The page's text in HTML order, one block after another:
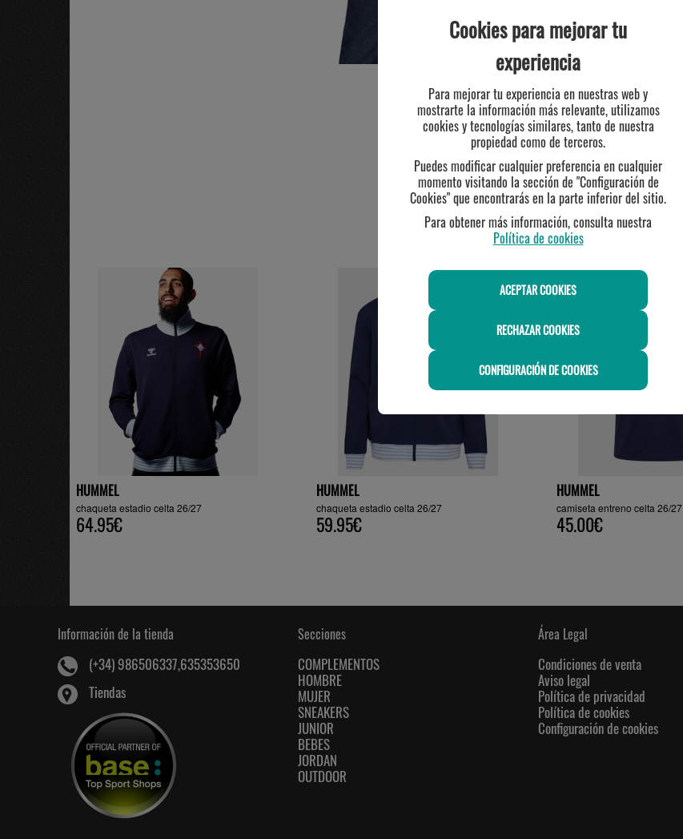
TE PUEDE INTERESAR
HUMMEL
chaqueta estadio celta 26/27
64.95€
HUMMEL
chaqueta estadio celta 26/27
59.95€
HUMMEL
camiseta entreno celta 26/27
45.00€
Información de la tienda
(+34) 986506337,635353650
Tiendas
Secciones
COMPLEMENTOS
HOMBRE
MUJER
SNEAKERS
JUNIOR
BEBES
JORDAN
OUTDOOR
Área Legal
Condiciones de venta
Aviso legal
Política de privacidad
Política de cookies
Configuración de cookies
Cookies para mejorar tu
experiencia
Para mejorar tu experiencia en nuestras web y
mostrarte la información más relevante, utilizamos
cookies y tecnologías similares, tanto de nuestra
propiedad como de terceros.
Puedes modificar cualquier preferencia en cualquier
momento visitando la sección de "Configuración de
Cookies" que encontrarás en la parte inferior del sitio.
Para obtener más información, consulta nuestra
Política de cookies
ACEPTAR COOKIES
RECHAZAR COOKIES
CONFIGURACIÓN DE COOKIES